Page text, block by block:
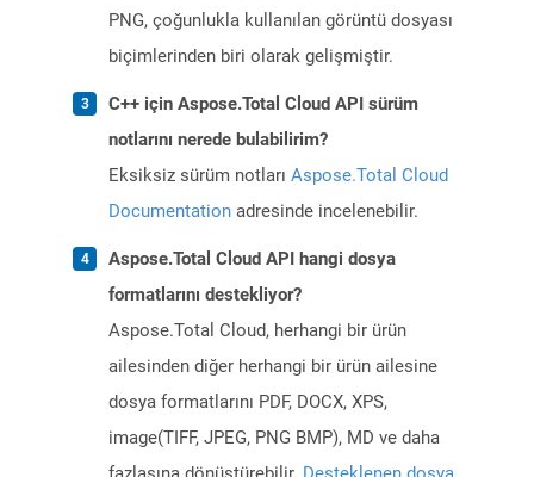
PNG, çoğunlukla kullanılan görüntü dosyası
biçimlerinden biri olarak gelişmiştir.
C++ için Aspose.Total Cloud API sürüm
notlarını nerede bulabilirim?
Eksiksiz sürüm notları Aspose.Total Cloud
Documentation adresinde incelenebilir.
Aspose.Total Cloud API hangi dosya
formatlarını destekliyor?
Aspose.Total Cloud, herhangi bir ürün
ailesinden diğer herhangi bir ürün ailesine
dosya formatlarını PDF, DOCX, XPS,
image(TIFF, JPEG, PNG BMP), MD ve daha